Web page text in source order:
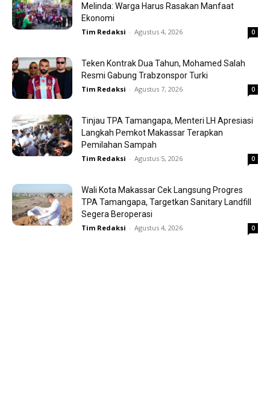
Melinda: Warga Harus Rasakan Manfaat
Ekonomi
Tim Redaksi - Agustus 4, 2026 0
Teken Kontrak Dua Tahun, Mohamed Salah
Resmi Gabung Trabzonspor Turki
Tim Redaksi - Agustus 7, 2026 0
Tinjau TPA Tamangapa, Menteri LH Apresiasi
Langkah Pemkot Makassar Terapkan
Pemilahan Sampah
Tim Redaksi - Agustus 5, 2026 0
Wali Kota Makassar Cek Langsung Progres
TPA Tamangapa, Targetkan Sanitary Landfill
Segera Beroperasi
Tim Redaksi - Agustus 4, 2026 0